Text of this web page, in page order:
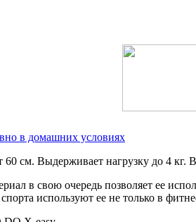
в домашних условиях
см. Выдерживает нагрузку до 4 кг.
в свою очередь позволяет ее
используют ее не только в